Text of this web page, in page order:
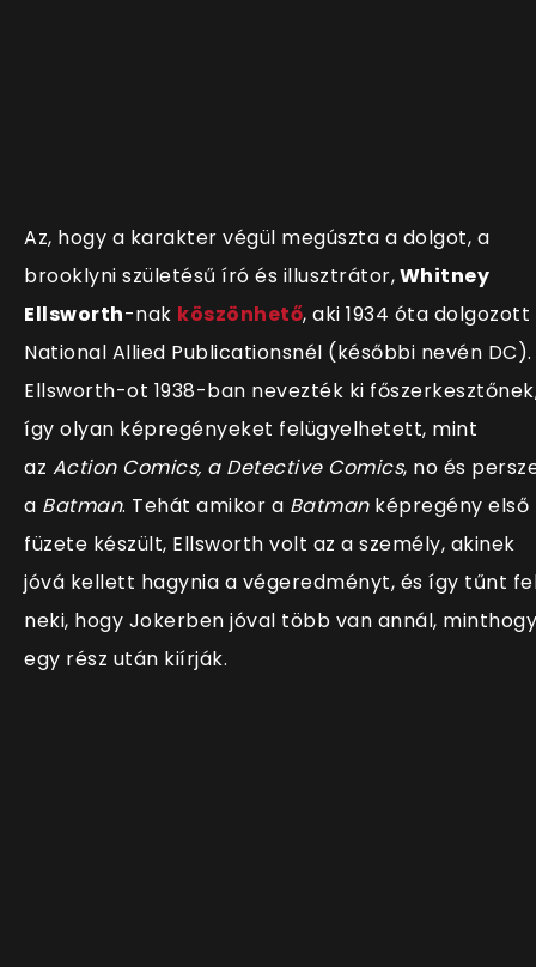
Az, hogy a karakter végül megúszta a dolgot, a
brooklyni születésű író és illusztrátor,Whitney
Ellsworth-nak köszönhető, aki 1934 óta dolgozott
National Allied Publicationsnél (későbbi nevén DC).
Ellsworth-ot 1938-ban nevezték ki
így olyan képregényeket felügyelhetett, mint
az Action Comics, a Detective Comics, no és
a Batman. Tehát amikor a Batmanképregény első
füzete készült, Ellsworth volt az a személy, akinek
jóvá kellett hagynia a végeredményt, és így tűnt
neki, hogy Jokerben jóval több van annál, minthogy
egy rész után kiírják.